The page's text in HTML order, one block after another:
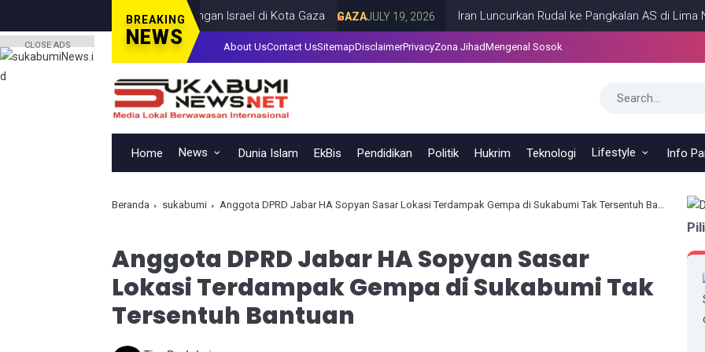
BREAKING
NEWS
Anak, Tewas dalam Serangan Israel di Kota Gaza GAZAJULY 19, 2026 Iran Luncurkan Rudal ke Pangkalan AS di Lima Negara
About UsContact UsSitemapDisclaimerPrivacyZona JihadMengenal Sosok
Home News Dunia Islam EkBis Pendidikan Politik Hukrim Teknologi Lifestyle Info
Beranda sukabumi Anggota DPRD Jabar HA Sopyan Sasar Lokasi Terdampak Gempa di Sukabumi Tak Tersentuh Bantuan
Anggota DPRD Jabar HA Sopyan Sasar
Lokasi Terdampak Gempa di Sukabumi Tak
Tersentuh Bantuan
CLOSE ADS